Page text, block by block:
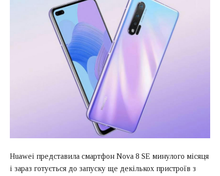
Huawei представила смартфон Nova 8 SE минулого місяця
і зараз готується до запуску ще декількох пристроїв з